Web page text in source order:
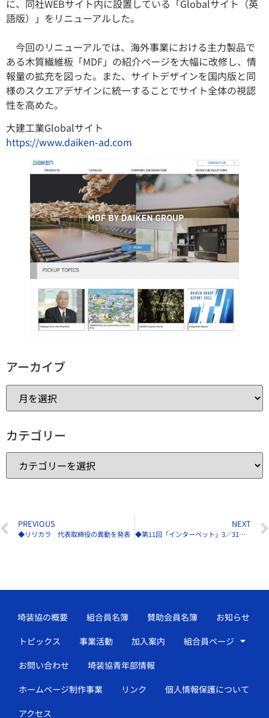
に、同社WEBサイト内に設置している「Globalサイト（英
語版）」をリニューアルした。
今回のリニューアルでは、海外事業における主力製品で
ある木質繊維板「MDF」の紹介ページを大幅に改修し、情
報量の拡充を図った。また、サイトデザインを国内版と同
様のスクエアデザインに統一することでサイト全体の視認
性を高めた。
大建工業Globalサイト
https://www.daiken-ad.com
アーカイブ
カテゴリー
PREVIOUS
◆リリカラ 代表取締役の異動を発表
NEXT
◆第11回「インターペット」3／31〜4／3に開催
埼装協の概要 組合員名簿 賛助会員名簿
お知らせ
トピックス
事業活動 加入案内
組合員ページ
お問い合わせ
埼装協青年部情報
ホームページ制作事業
リンク
個人情報保護について
アクセス